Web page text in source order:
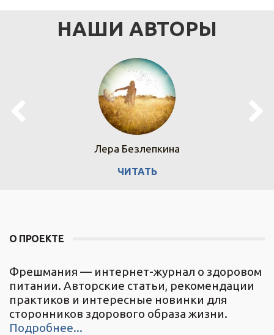
НАШИ АВТОРЫ
Лера Безлепкина
ЧИТАТЬ
О ПРОЕКТЕ
Фрешмания — интернет-журнал о здоровом
питании. Авторские статьи, рекомендации
практиков и интересные новинки для
сторонников здорового образа жизни.
Подробнее...